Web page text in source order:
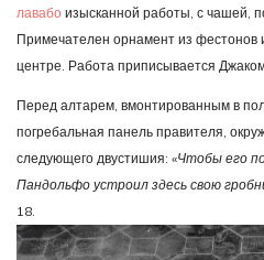
лавабо изысканной работы, с чашей,
Примечателен орнамент из фестонов
центре. Работа приписывается
Перед алтарем, вмонтированным в
погребальная панель правителя,
следующего двустишия: «Чтобы его
Пандольфо устроил здесь свою
18.